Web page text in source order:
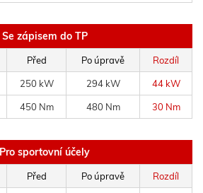
Se zápisem do TP
Před Po úpravě Rozdíl
250 kW 294 kW 44 kW
450 Nm 480 Nm 30 Nm
Pro sportovní účely
Před Po úpravě Rozdíl